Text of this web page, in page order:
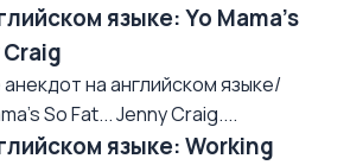
языке: Yo Mama's
на английском языке/
So Fat... Jenny Craig....
языке: Working